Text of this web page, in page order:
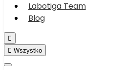
Labotiga Team
Blog

 Wszystko